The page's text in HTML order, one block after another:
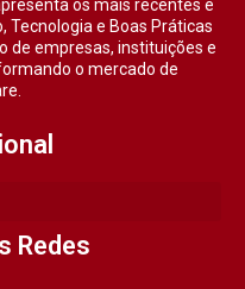
os mais recentes e
Tecnologia e Boas Práticas
de empresas, instituições e
o mercado de
Redes